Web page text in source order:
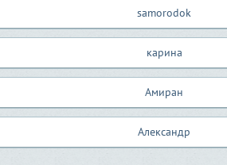
samorodok
карина
Амиран
Александр